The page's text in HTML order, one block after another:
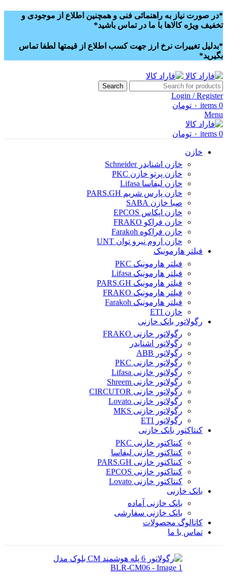
*در صورت نیاز به راهنمائی فنی و همچنین اطلاع از موجودی و
تخفیف ویژه کالاها با ما در تماس باشید*
*بدلیل تغییرات نرخ ارز جهت کسب اطلاع از قیمتها لطفا تماس
بگیرید*
Search
Login / Register
0
items ۰ تومان
Menu
0
items ۰ تومان
خازن
خازن اشنایدر Schneider
خازن پرتو خازن PKC
خازن لیفاسا Lifasa
خازن پارس شریم PARS.GH
صبا خازن SABA
خازن اپکاس EPCOS
خازن فراکو FRAKO
خازن فراکوه Farakoh
خازن اروم نیرو توان UNT
فیلتر هارمونیک
فیلتر هارمونیک PKC
فیلتر هارمونیک Lifasa
فیلتر هارمونیک PARS.GH
فیلتر هارمونیک FRAKO
فیلتر هارمونیک Farakoh
خازن ETI
رگولاتور بانک خازنی
رگولاتور خازنی FRAKO
رگولاتور اشنایدر
رگولاتور ABB
رگولاتور خازنی PKC
رگولاتور خازنی Lifasa
رگولاتور خازنی Shreem
رگولاتور خازنی CIRCUTOR
رگولاتور خازنی Lovato
رگولاتور خازنی MKS
رگولاتور ETI
کنتاکتور بانک خازنی
کنتاکتور خازنی PKC
کنتاکتور خازنی لیفاسا
کنتاکتور خازنی PARS.GH
کنتاکتور خازنی EPCOS
کنتاکتور خازنی Lovato
بانک خازنی
بانک خازنی آماده
بانک خازنی سفارشی
کاتالوگ محصولات
تماس با ما